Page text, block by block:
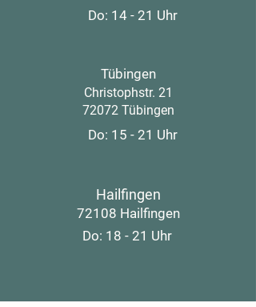
Do: 14 - 21 Uhr
Tübingen
Christophstr. 21
72072 Tübingen
Do: 15 - 21 Uhr
Hailfingen
72108 Hailfingen
Do: 18 - 21 Uhr